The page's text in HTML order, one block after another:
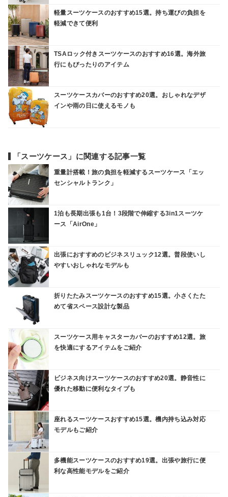
軽量スーツケースのおすすめ15選。持ち運びの負担を
軽減できて便利
TSAロック付きスーツケースのおすすめ16選。海外旅
行にもぴったりのアイテム
スーツケースカバーのおすすめ20選。おしゃれなデザ
インや雨の日に使えるモノも
「スーツケース」に関連する記事一覧
重量計搭載！旅の負担を軽減するスーツケース「エッ
センシャルトランク」
1泊も長期出張も1台！3段階で伸縮する3in1スーツケ
ース「AirOne」
出張におすすめのビジネスリュック12選。普段使いし
やすいおしゃれなモデルも
折りたたみスーツケースのおすすめ15選。小さくたた
めて省スペース設計な製品
スーツケース用キャスターカバーのおすすめ12選。旅
を快適にするアイテムをご紹介
ビジネス向けスーツケースのおすすめ20選。静音性に
優れた移動に便利なタイプも
座れるスーツケースおすすめ15選。機内持ち込み対応
モデルもご紹介
多機能スーツケースのおすすめ19選。出張や旅行に便
利な高性能モデルをご紹介